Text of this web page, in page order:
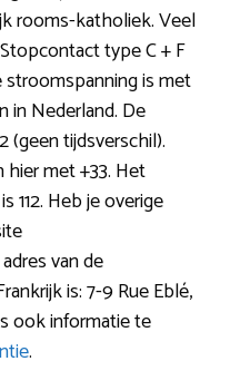
rooms-katholiek. Veel
type C + F
is met
in Nederland. De
(geen tijdsverschil).
met +33. Het
112. Heb je overige
van de
is: 7-9 Rue Eblé,
ook informatie te
.